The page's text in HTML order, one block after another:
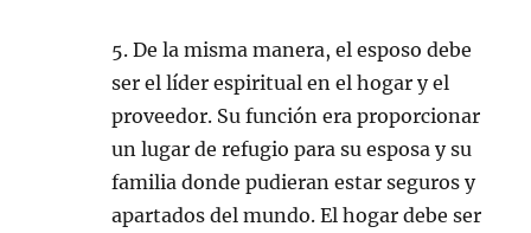
5. De la misma manera, el esposo debe
ser el líder espiritual en el hogar y el
proveedor. Su función era proporcionar
un lugar de refugio para su esposa y su
familia donde pudieran estar seguros y
apartados del mundo. El hogar debe ser